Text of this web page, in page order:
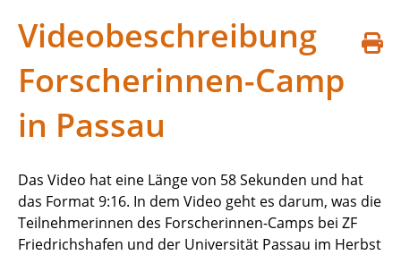
Videobeschreibung
Forscherinnen-Camp
in Passau
Das Video hat eine Länge von 58 Sekunden und hat
das Format 9:16. In dem Video geht es darum, was die
Teilnehmerinnen des Forscherinnen-Camps bei ZF
Friedrichshafen und der Universität Passau im Herbst